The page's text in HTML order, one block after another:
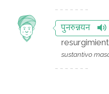
पुनरुन्नयन
sustantivo